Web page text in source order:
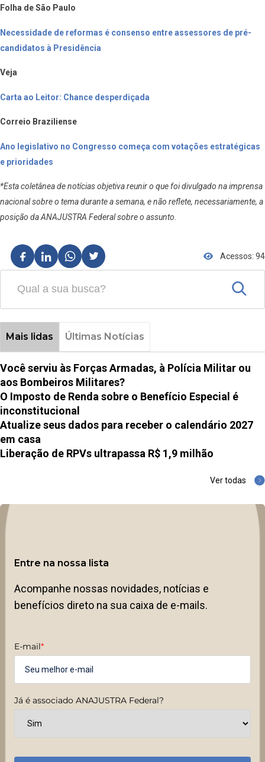
Folha de São Paulo
Necessidade de reformas é consenso entre assessores de pré-
candidatos à Presidência
Veja
Carta ao Leitor: Chance desperdiçada
Correio Braziliense
Ano legislativo no Congresso começa com votações estratégicas
e prioridades
*Esta coletânea de notícias objetiva reunir o que foi divulgado na imprensa
nacional sobre o tema durante a semana, e não reflete, necessariamente, a
posição da ANAJUSTRA Federal sobre o assunto.
Acessos: 94
Mais lidas Últimas Notícias
Você serviu às Forças Armadas, à Polícia Militar ou
aos Bombeiros Militares?
O Imposto de Renda sobre o Benefício Especial é
inconstitucional
Atualize seus dados para receber o calendário 2027
em casa
Liberação de RPVs ultrapassa R$ 1,9 milhão
Ver todas
Entre na nossa lista
Acompanhe nossas novidades, notícias e
benefícios direto na sua caixa de e-mails.
E-mail*
Já é associado ANAJUSTRA Federal?